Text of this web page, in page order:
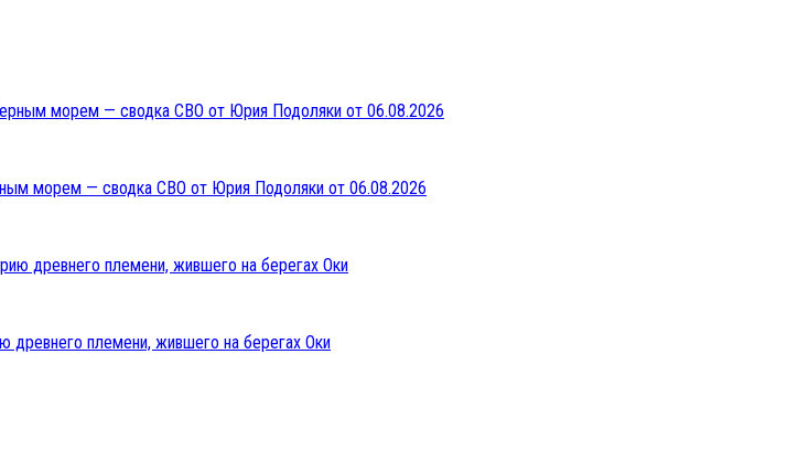
морем — сводка СВО от Юрия Подоляки от 06.08.2026
древнего племени, жившего на берегах Оки